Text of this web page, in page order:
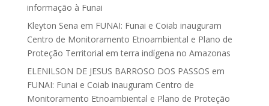
informação à Funai
Kleyton Sena em FUNAI: Funai e Coiab inauguram
Centro de Monitoramento Etnoambiental e Plano de
Proteção Territorial em terra indígena no Amazonas
ELENILSON DE JESUS BARROSO DOS PASSOS em
FUNAI: Funai e Coiab inauguram Centro de
Monitoramento Etnoambiental e Plano de Proteção